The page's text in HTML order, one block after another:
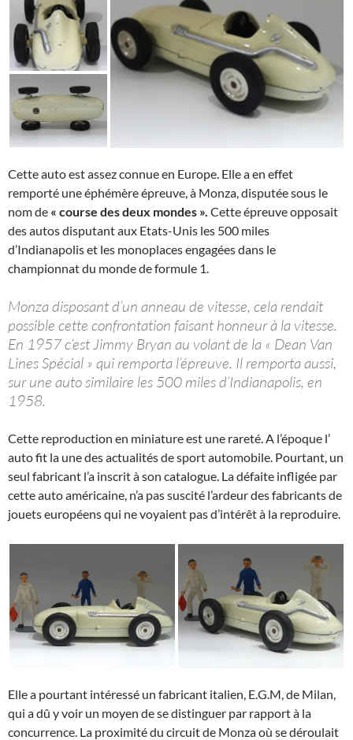
Cette auto est assez connue en Europe. Elle a en effet
remporté une éphémère épreuve, à Monza, disputée sous le
nom de « course des deux mondes ». Cette épreuve opposait
des autos disputant aux Etats-Unis les 500 miles
d’Indianapolis et les monoplaces engagées dans le
championnat du monde de formule 1.
Monza disposant d’un anneau de vitesse, cela rendait
possible cette confrontation faisant honneur à la vitesse.
En 1957 c’est Jimmy Bryan au volant de la « Dean Van
Lines Spécial » qui remporta l’épreuve. Il remporta aussi,
sur une auto similaire les 500 miles d’Indianapolis, en
1958.
Cette reproduction en miniature est une rareté. A l’époque l’
auto fit la une des actualités de sport automobile. Pourtant, un
seul fabricant l’a inscrit à son catalogue. La défaite infligée par
cette auto américaine, n’a pas suscité l’ardeur des fabricants de
jouets européens qui ne voyaient pas d’intérêt à la reproduire.
Elle a pourtant intéressé un fabricant italien, E.G.M, de Milan,
qui a dû y voir un moyen de se distinguer par rapport à la
concurrence. La proximité du circuit de Monza où se déroulait